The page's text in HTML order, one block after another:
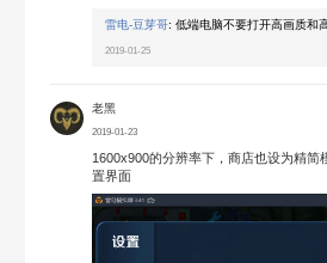
雷电-豆芽哥: 低端电脑不要打开高画质和
2019-01-25
老黑
2019-01-23
1600x900的分辨率下，商店也设为精
置界面